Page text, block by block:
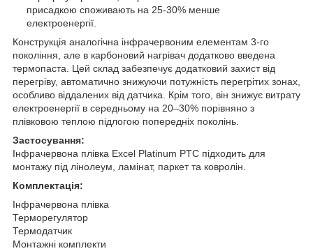
присадкою споживають на 25-30% менше
електроенергії.
Конструкція аналогічна інфрачервоним елементам 3-го
покоління, але в карбоновий нагрівач додатково введена
термопаста. Цей склад забезпечує додатковий захист від
перегріву, автоматично знижуючи потужність перегрітих зонах,
особливо віддалених від датчика. Крім того, він знижує витрату
електроенергії в середньому на 20–30% порівняно з
плівковою теплою підлогою попередніх поколінь.
Застосування:
Інфрачервона плівка Excel Platinum PTC підходить для
монтажу під лінолеум, ламінат, паркет та ковролін.
Комплектація:
Інфрачервона плівка
Терморегулятор
Термодатчик
Монтажні комплекти